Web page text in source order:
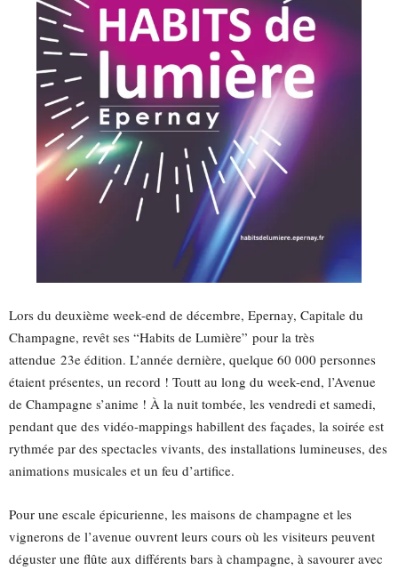
Lors du deuxième week-end de décembre, Epernay, Capitale du
Champagne, revêt ses “Habits de Lumière” pour la très
attendue 23e édition. L’année dernière, quelque 60 000 personnes
étaient présentes, un record ! Toutt au long du week-end, l’Avenue
de Champagne s’anime ! À la nuit tombée, les vendredi et samedi,
pendant que des vidéo-mappings habillent des façades, la soirée est
rythmée par des spectacles vivants, des installations lumineuses, des
animations musicales et un feu d’artifice.
Pour une escale épicurienne, les maisons de champagne et les
vignerons de l’avenue ouvrent leurs cours où les visiteurs peuvent
déguster une flûte aux différents bars à champagne, à savourer avec